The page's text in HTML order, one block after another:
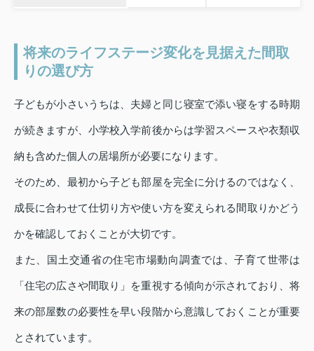
将来のライフステージ変化を見据えた間取
りの選び方
子どもが小さいうちは、夫婦と同じ寝室で添い寝をする時期
が続きますが、小学校入学前後からは学習スペースや衣類収
納も含めた個人の居場所が必要になります。
そのため、最初から子ども部屋を完全に分けるのではなく、
成長に合わせて仕切り方や使い方を変えられる間取りかどう
かを確認しておくことが大切です。
また、国土交通省の住宅市場動向調査では、子育て世帯は
「住宅の広さや間取り」を重視する傾向が示されており、将
来の部屋数の必要性を早い段階から意識しておくことが重要
とされています。